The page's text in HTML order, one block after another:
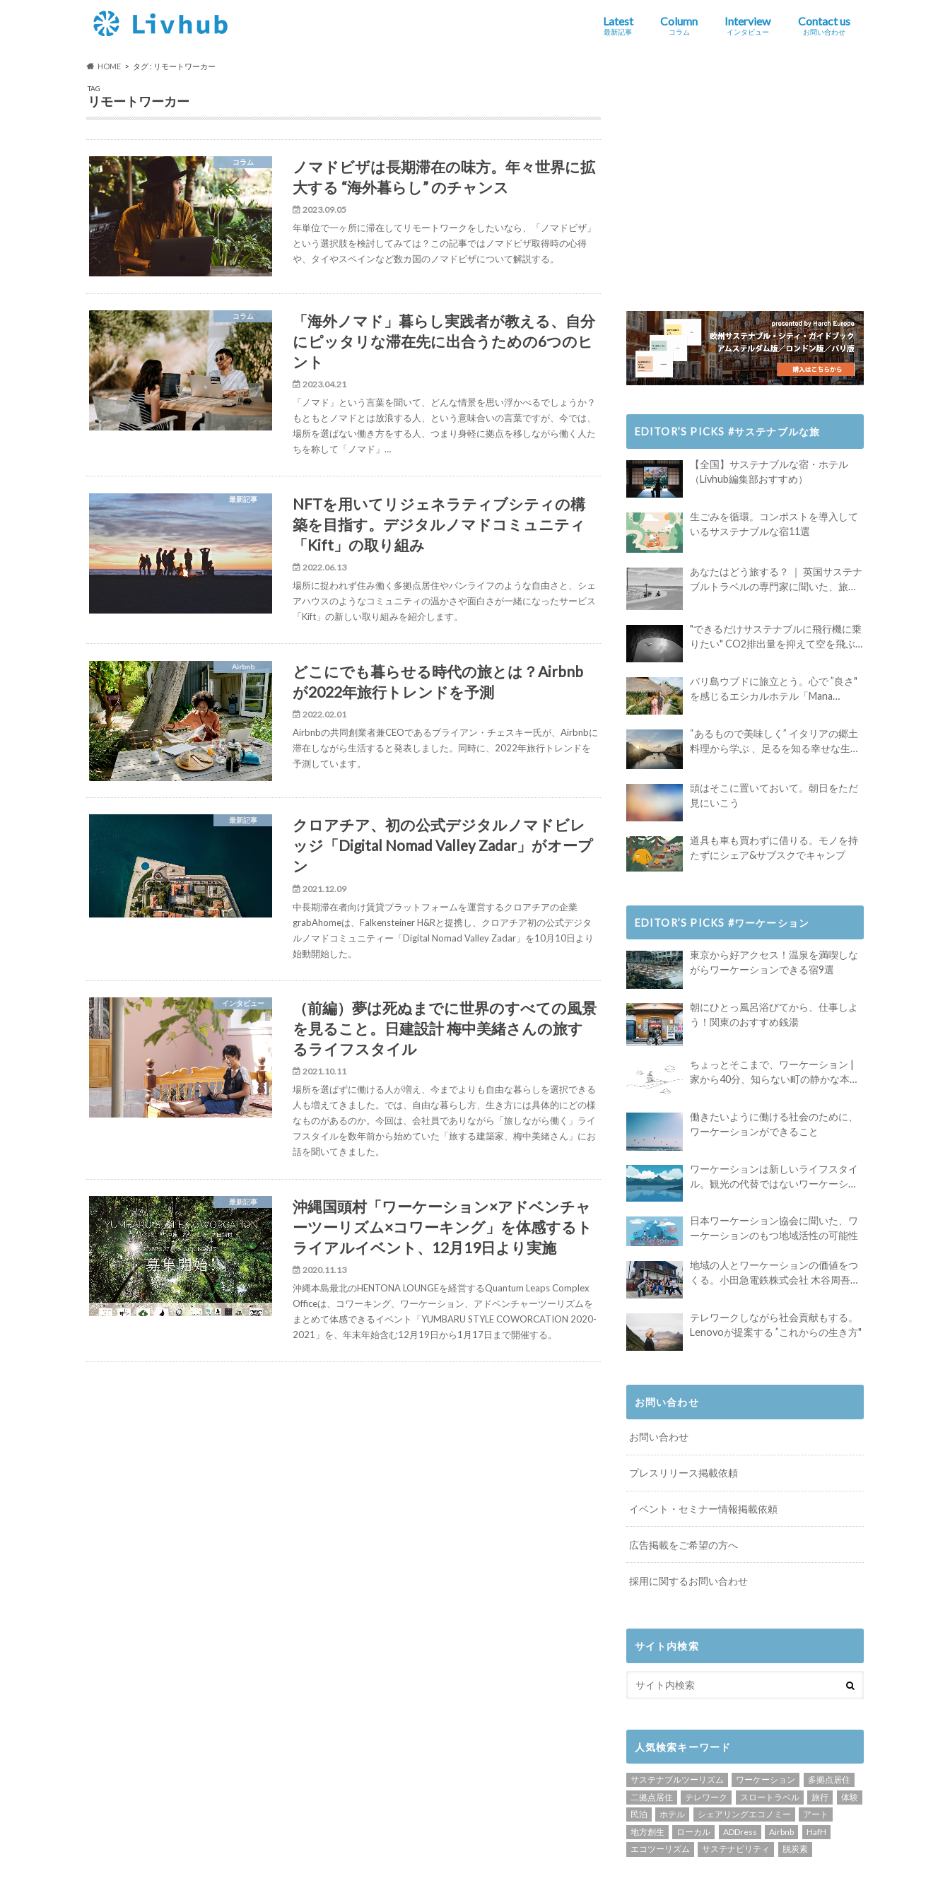
Latest
最新記事
Column
コラム
Interview
インタビュー
Contact us
お問い合わせ
HOME タグ : リモートワーカー
TAG
リモートワーカー
コラム
ノマドビザは長期滞在の味方。年々世界に拡
大する “海外暮らし” のチャンス
2023.09.05
年単位で一ヶ所に滞在してリモートワークをしたいなら、「ノマドビザ」
という選択肢を検討してみては？この記事ではノマドビザ取得時の心得
や、タイやスペインなど数カ国のノマドビザについて解説する。
コラム
「海外ノマド」暮らし実践者が教える、自分
にピッタリな滞在先に出合うための6つのヒ
ント
2023.04.21
「ノマド」という言葉を聞いて、どんな情景を思い浮かべるでしょうか？
もともとノマドとは放浪する人、という意味合いの言葉ですが、今では、
場所を選ばない働き方をする人、つまり身軽に拠点を移しながら働く人た
ちを称して「ノマド」…
最新記事
NFTを用いてリジェネラティブシティの構
築を目指す。デジタルノマドコミュニティ
「Kift」の取り組み
2022.06.13
場所に捉われず住み働く多拠点居住やバンライフのような自由さと、シェ
アハウスのようなコミュニティの温かさや面白さが一緒になったサービス
「Kift」の新しい取り組みを紹介します。
Airbnb
どこにでも暮らせる時代の旅とは？Airbnb
が2022年旅行トレンドを予測
2022.02.01
Airbnbの共同創業者兼CEOであるブライアン・チェスキー氏が、Airbnbに
滞在しながら生活すると発表しました。同時に、2022年旅行トレンドを
予測しています。
最新記事
クロアチア、初の公式デジタルノマドビレ
ッジ「Digital Nomad Valley Zadar」がオープ
ン
2021.12.09
中長期滞在者向け賃貸プラットフォームを運営するクロアチアの企業
grabAhomeは、Falkensteiner H&Rと提携し、クロアチア初の公式デジタ
ルノマドコミュニティー「Digital Nomad Valley Zadar」を10月10日より
始動開始した。
インタビュー
（前編）夢は死ぬまでに世界のすべての風景
を見ること。日建設計 梅中美緒さんの旅す
るライフスタイル
2021.10.11
場所を選ばずに働ける人が増え、今までよりも自由な暮らしを選択できる
人も増えてきました。では、自由な暮らし方、生き方には具体的にどの様
なものがあるのか。今回は、会社員でありながら「旅しながら働く」ライ
フスタイルを数年前から始めていた「旅する建築家、梅中美緒さん」にお
話を聞いてきました。
最新記事
沖縄国頭村「ワーケーション×アドベンチャ
ーツーリズム×コワーキング」を体感するト
ライアルイベント、12月19日より実施
2020.11.13
沖縄本島最北のHENTONA LOUNGEを経営するQuantum Leaps Complex
Officeは、コワーキング、ワーケーション、アドベンチャーツーリズムを
まとめて体感できるイベント「YUMBARU STYLE COWORCATION 2020-
2021」を、年末年始含む12月19日から1月17日まで開催する。
EDITOR’S PICKS #サステナブルな旅
【全国】サステナブルな宿・ホテル
（Livhub編集部おすすめ）
生ごみを循環。コンポストを導入して
いるサステナブルな宿11選
あなたはどう旅する？ ｜ 英国サステナ
ブルトラベルの専門家に聞いた、旅の
"できるだけサステナブルに飛行機に乗
りたい" CO2排出量を抑えて空を飛ぶ
バリ島ウブドに旅立とう。心で ”良さ"
を感じるエシカルホテル「Mana
“あるもので美味しく” イタリアの郷土
料理から学ぶ 、足るを知る幸せな生き
頭はそこに置いておいて。朝日をただ
見にいこう
道具も車も買わずに借りる。モノを持
たずにシェア&サブスクでキャンプ
EDITOR’S PICKS #ワーケーション
東京から好アクセス！温泉を満喫しな
がらワーケーションできる宿9選
朝にひとっ風呂浴びてから、仕事しよ
う！関東のおすすめ銭湯
ちょっとそこまで、ワーケーション |
家から40分、知らない町の静かな本屋
働きたいように働ける社会のために、
ワーケーションができること
ワーケーションは新しいライフスタイ
ル。観光の代替ではないワーケーショ
日本ワーケーション協会に聞いた、ワ
ーケーションのもつ地域活性の可能性
地域の人とワーケーションの価値をつ
くる。小田急電鉄株式会社 木谷周吾さ
テレワークしながら社会貢献もする。
Lenovoが提案する ”これからの生き方"
お問い合わせ
お問い合わせ
プレスリリース掲載依頼
イベント・セミナー情報掲載依頼
広告掲載をご希望の方へ
採用に関するお問い合わせ
サイト内検索
人気検索キーワード
サステナブルツーリズム ワーケーション
多拠点居住
二拠点居住
テレワーク スロートラベル 旅行
体験
民泊
ホテル シェアリングエコノミー
アート
地方創生
ローカル ADDress Airbnb
HafH
エコツーリズム
サステナビリティ 脱炭素